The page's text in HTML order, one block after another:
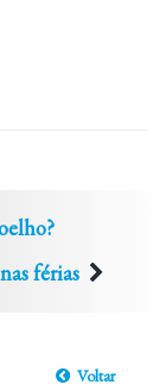
férias
Voltar